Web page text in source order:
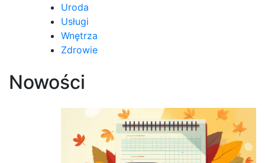
Uroda
Usługi
Wnętrza
Zdrowie
Nowości